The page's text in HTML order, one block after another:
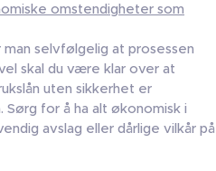
omstendigheter som
man selvfølgelig at prosessen
skal du være klar over at
uten sikkerhet er
for å ha alt økonomisk i
avslag eller dårlige vilkår på